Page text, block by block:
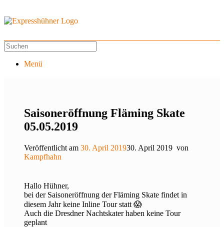
Menü
Saisoneröffnung Fläming Skate
05.05.2019
Veröffentlicht am 30. April 201930. April 2019 von
Kampfhahn
Hallo Hühner,
bei der Saisoneröffnung der Fläming Skate findet in
diesem Jahr keine Inline Tour statt 😱
Auch die Dresdner Nachtskater haben keine Tour
geplant